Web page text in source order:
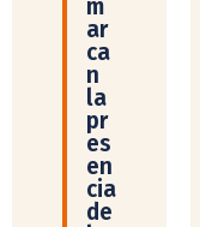
m
ar
ca
n
la
pr
es
en
cia
de